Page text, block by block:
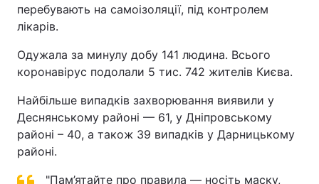
перебувають на самоізоляції, під контролем
лікарів.
Одужала за минулу добу 141 людина. Всього
коронавірус подолали 5 тис. 742 жителів Києва.
Найбільше випадків захворювання виявили у
Деснянському районі — 61, у Дніпровському
районі – 40, а також 39 випадків у Дарницькому
районі.
"Пам’ятайте про правила — носіть маску,